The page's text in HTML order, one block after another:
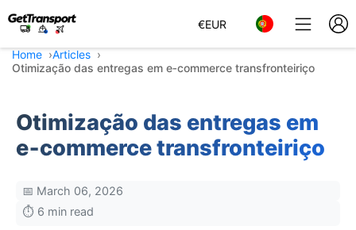
€EUR
Home
Articles
Otimização das entregas em e‑commerce transfronteiriço
Otimização das entregas em
e‑commerce transfronteiriço
📅 March 06, 2026
⏱️ 6 min read